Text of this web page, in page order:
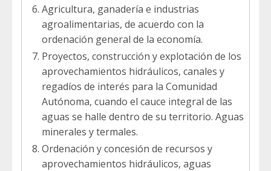
Agricultura, ganadería e industrias
agroalimentarias, de acuerdo con la
ordenación general de la economía.
Proyectos, construcción y explotación de los
aprovechamientos hidráulicos, canales y
regadíos de interés para la Comunidad
Autónoma, cuando el cauce integral de las
aguas se halle dentro de su territorio. Aguas
minerales y termales.
Ordenación y concesión de recursos y
aprovechamientos hidráulicos, aguas